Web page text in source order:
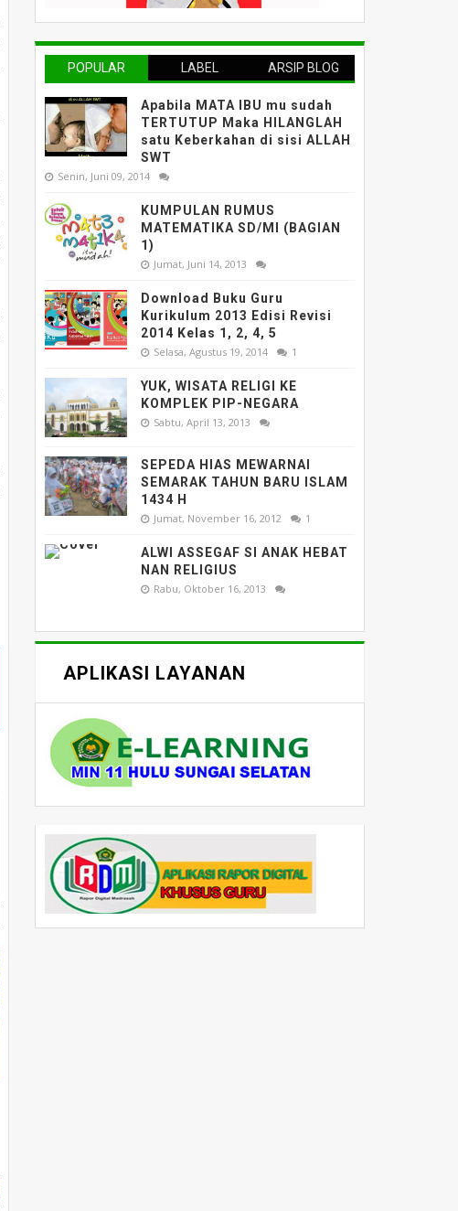
POPULAR LABEL ARSIP BLOG
Apabila MATA IBU mu sudah
TERTUTUP Maka HILANGLAH
satu Keberkahan di sisi ALLAH
SWT
Senin, Juni 09, 2014
KUMPULAN RUMUS
MATEMATIKA SD/MI (BAGIAN
1)
Jumat, Juni 14, 2013
Download Buku Guru
Kurikulum 2013 Edisi Revisi
2014 Kelas 1, 2, 4, 5
Selasa, Agustus 19, 2014 1
YUK, WISATA RELIGI KE
KOMPLEK PIP-NEGARA
Sabtu, April 13, 2013
SEPEDA HIAS MEWARNAI
SEMARAK TAHUN BARU ISLAM
1434 H
Jumat, November 16, 2012 1
ALWI ASSEGAF SI ANAK HEBAT
NAN RELIGIUS
Rabu, Oktober 16, 2013
APLIKASI LAYANAN